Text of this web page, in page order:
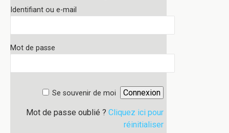
Identifiant ou e-mail
Mot de passe
Se souvenir de moi
Mot de passe oublié ? Cliquez ici pour
réinitialiser